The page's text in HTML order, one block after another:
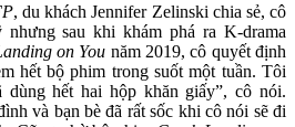
, du khách Jennifer Zelinski chia sẻ, cô
sau khi khám phá ra K-drama
on You năm 2019, cô quyết định
hết bộ phim trong suốt một tuần. Tôi
hết hai hộp khăn giấy”, cô nói.
và bạn bè đã rất sốc khi cô nói sẽ đi